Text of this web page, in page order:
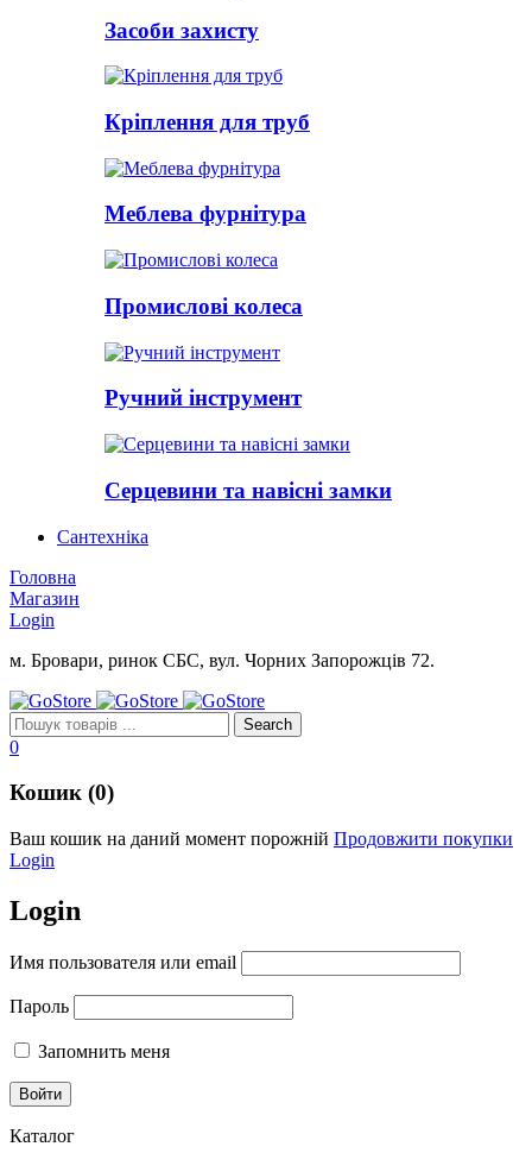
Засоби захисту
Кріплення для труб
Меблева фурнітура
Промислові колеса
Ручний інструмент
Серцевини та навісні замки
Сантехніка
Головна
Магазин
Login
м. Бровари, ринок СБС, вул. Чорних Запорожців 72.
0
Кошик (0)
Ваш кошик на даний момент порожній Продовжити покупки
Login
Login
Имя пользователя или email
Пароль
Запомнить меня
Каталог